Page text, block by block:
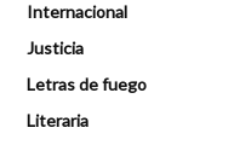
Internacional
Justicia
Letras de fuego
Literaria